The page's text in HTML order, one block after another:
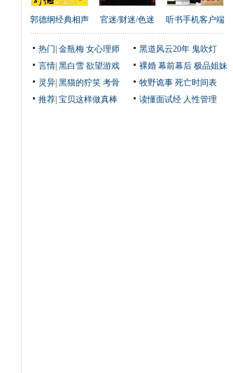
郭德纲经典相声 官迷/财迷/色迷 听书手机客户端
热门 金瓶梅 女心理师 黑道风云20年 鬼吹灯
言情 黑白雪 欲望游戏 裸婚 幕前幕后 极品姐妹
灵异 黑猫的狞笑 考骨 牧野诡事 死亡时间表
推荐 宝贝这样做真棒 读懂面试经 人性管理